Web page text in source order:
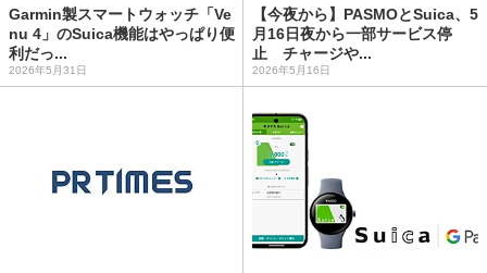
Garmin製スマートウォッチ「Ve
nu 4」のSuica機能はやっぱり便
利だっ...
2026年5月31日
【今夜から】PASMOとSuica、5
月16日夜から一部サービス停
止 チャージや...
2026年5月16日